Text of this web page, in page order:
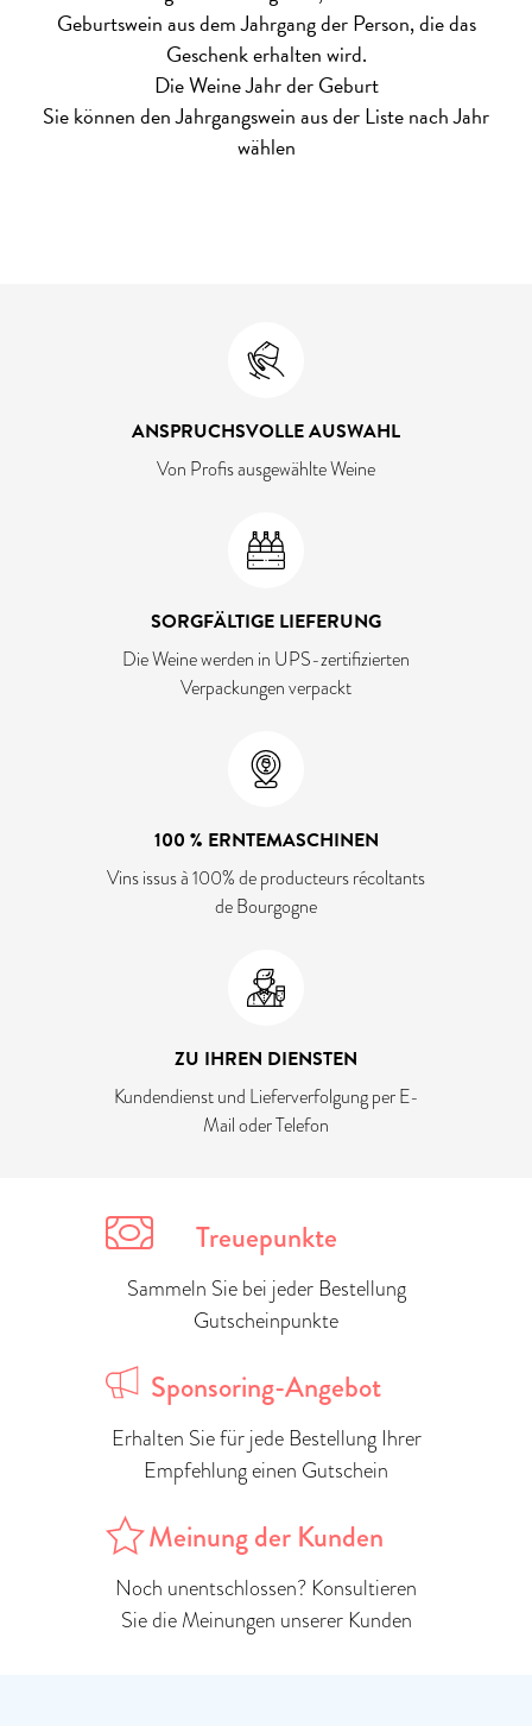
Geburtswein aus dem Jahrgang der Person, die das
Geschenk erhalten wird.
Die Weine Jahr der Geburt
Sie können den Jahrgangswein aus der Liste nach Jahr
wählen
ANSPRUCHSVOLLE AUSWAHL
Von Profis ausgewählte Weine
SORGFÄLTIGE LIEFERUNG
Die Weine werden in UPS-zertifizierten
Verpackungen verpackt
100 % ERNTEMASCHINEN
Vins issus à 100% de producteurs récoltants
de Bourgogne
ZU IHREN DIENSTEN
Kundendienst und Lieferverfolgung per E-
Mail oder Telefon
Treuepunkte
Sammeln Sie bei jeder Bestellung
Gutscheinpunkte
Sponsoring-Angebot
Erhalten Sie für jede Bestellung Ihrer
Empfehlung einen Gutschein
Meinung der Kunden
Noch unentschlossen? Konsultieren
Sie die Meinungen unserer Kunden